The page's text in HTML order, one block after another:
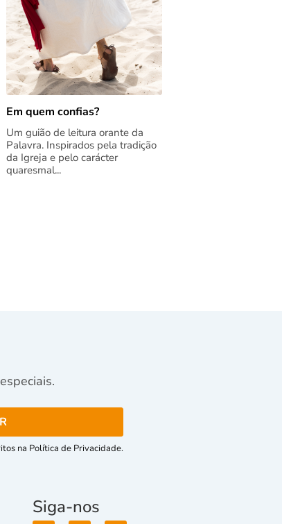
Em quem confias?
Um guião de leitura orante da
Palavra. Inspirados pela tradição
da Igreja e pelo carácter
quaresmal...
na Política de Privacidade.
Siga-nos